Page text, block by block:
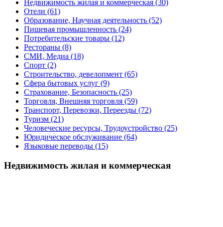
Недвижимость жилая и коммерческая (30)
Отели (61)
Образование, Научная деятельность (52)
Пишевая промышленность (24)
Потребительские товары (12)
Рестораны (8)
СМИ, Медиа (18)
Спорт (2)
Строительство, девелопмент (65)
Сфера бытовых услуг (9)
Страхование, Безопасность (25)
Торговля, Внешняя торговля (59)
Транспорт, Перевозки, Переезды (72)
Туризм (21)
Человеческие ресурсы, Трудоустройство (25)
Юридическое обслуживание (64)
Языковые переводы (15)
Недвижимость жилая и коммерческая